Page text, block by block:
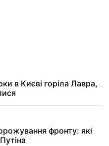
в Києві горіла Лавра,
фронту: які